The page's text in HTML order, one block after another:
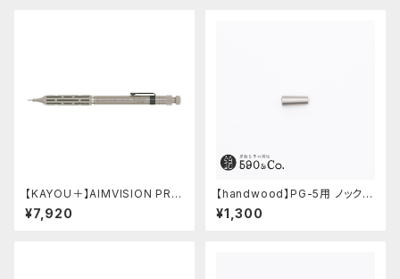
【KAYOU＋】AIMVISION PR
O/エイムビジョンプロ (チタニウ
ムゴールド)
¥7,920
【handwood】PG-5用 ノック部
カバー (ステンレス)
¥1,300